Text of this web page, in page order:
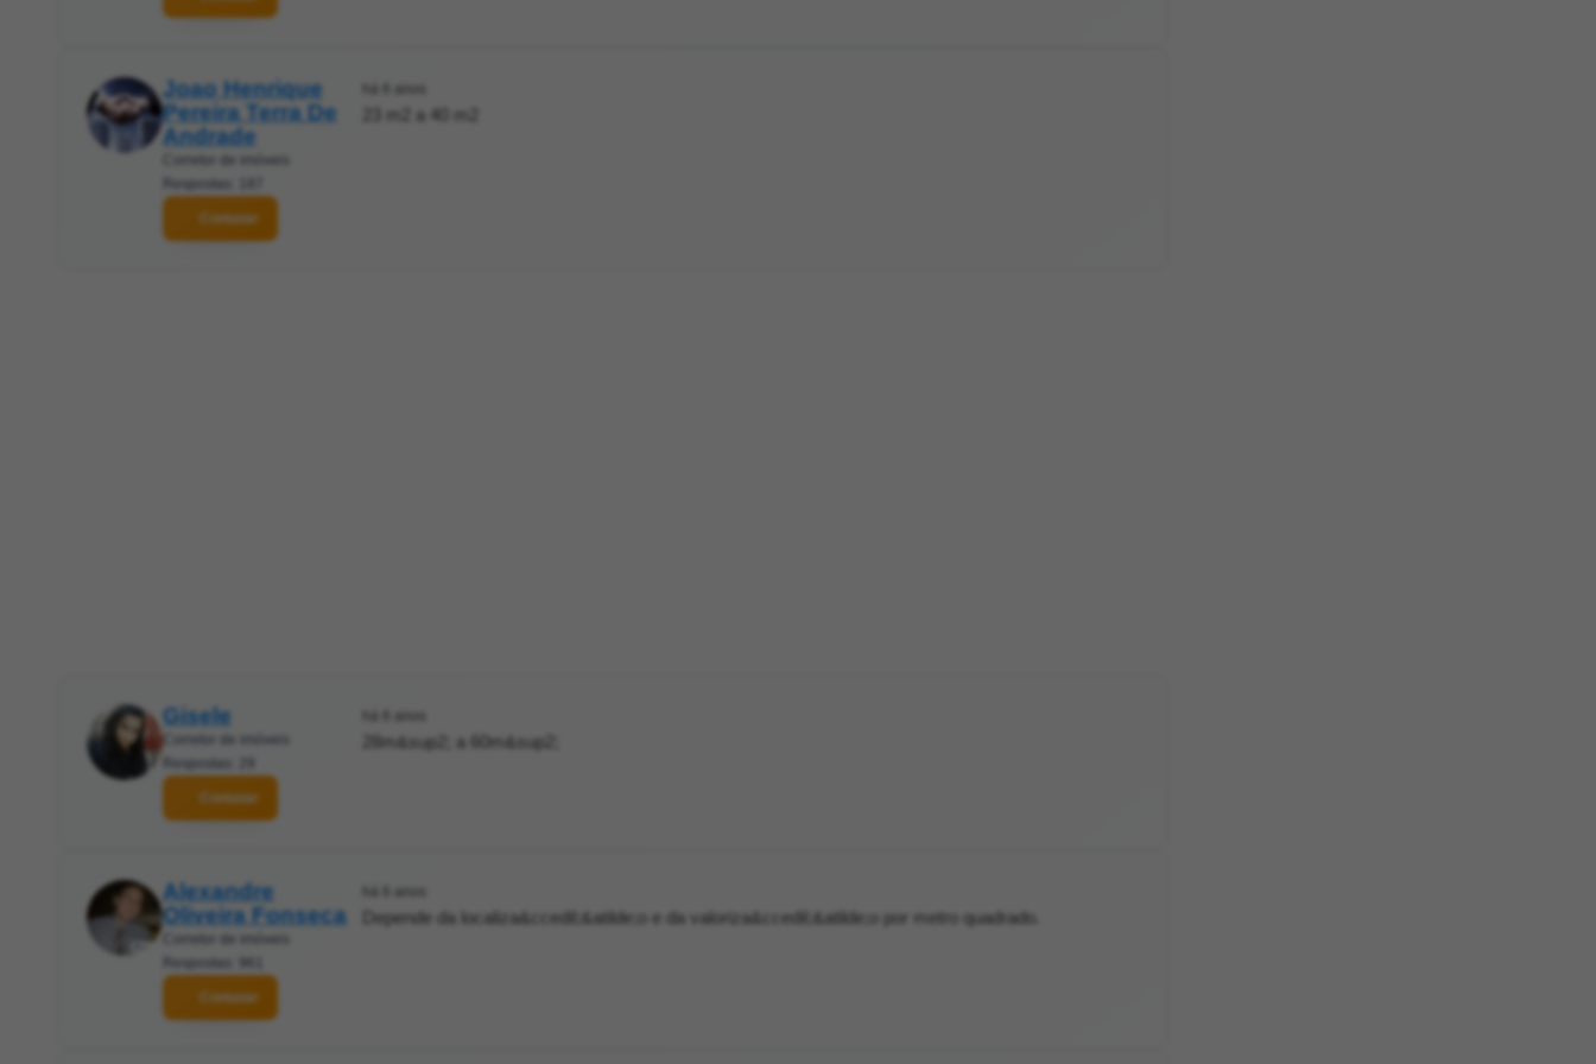
Joao Henrique
Pereira Terra De
Andrade
Contatar
23 m2 a 40 m2
Gisele
Contatar
28m&sup2; a 60m&sup2;
Alexandre
Oliveira Fonseca
Contatar
Depende da localiza&ccedil;&atilde;o e da valoriza&ccedil;&atilde;o por metro quadrado.